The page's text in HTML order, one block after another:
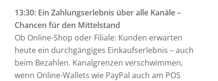
13:30: Ein Zahlungserlebnis über alle Kanäle –
Chancen für den Mittelstand
Ob Online-Shop oder Filiale: Kunden erwarten
heute ein durchgängiges Einkaufserlebnis – auch
beim Bezahlen. Kanalgrenzen verschwimmen,
wenn Online-Wallets wie PayPal auch am POS